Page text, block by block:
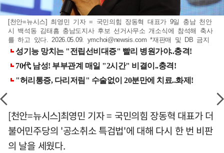
[천안=뉴시스] 최영민 기자 = 국민의힘 장동혁 대표가 9일 충남 천안
시 백석동 김태흠 충남도지사 후보 선거사무소 개소식에 참석해 축사
를 하고 있다. 2026.05.09. ymchoi@newsis.com *재판매 및 DB 금지
[천안=뉴시스]최영민 기자 = 국민의힘 장동혁 대표가 더
불어민주당의 '공소취소 특검법'에 대해 다시 한 번 비판
의 날을 세웠다.